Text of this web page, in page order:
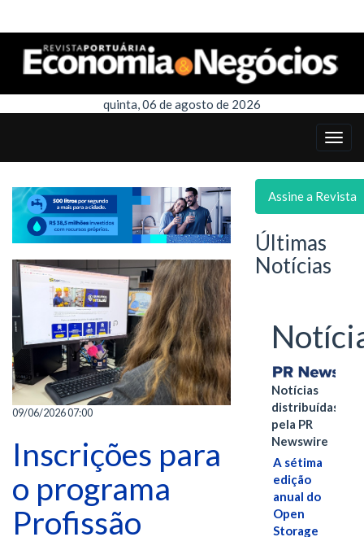
quinta, 06 de agosto de 2026
09/06/2026 07:00
Inscrições para
o programa
Profissão
Assine a Revista
Últimas
Notícias
Notícias
distribuídas
pela PR
Newswire
A sétima
edição
anual do
Open
Storage